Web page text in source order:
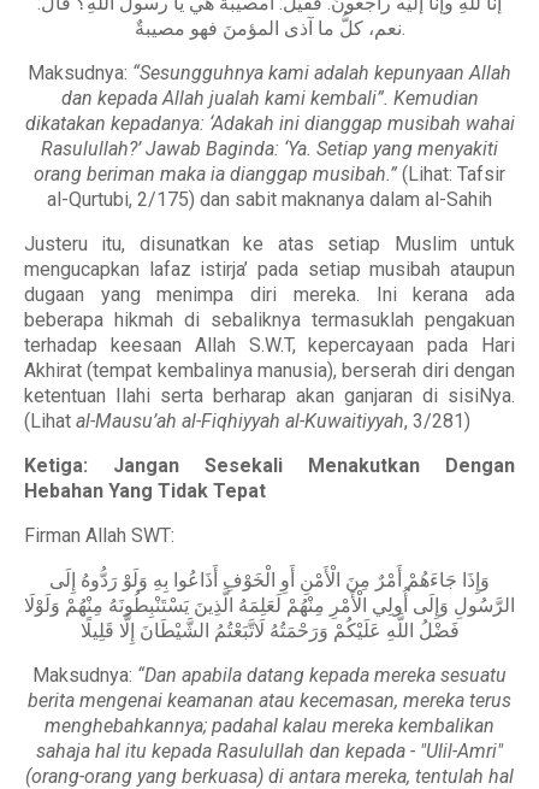
نعم، كلُّ ما آذى المؤمنَ فهو مصيبةٌ.
Maksudnya: “Sesungguhnya kami adalah kepunyaan Allah
dan kepada Allah jualah kami kembali”. Kemudian
dikatakan kepadanya: ‘Adakah ini dianggap musibah wahai
Rasulullah?’ Jawab Baginda: ‘Ya. Setiap yang menyakiti
orang beriman maka ia dianggap musibah.” (Lihat: Tafsir
al-Qurtubi, 2/175) dan sabit maknanya dalam al-Sahih
Justeru itu, disunatkan ke atas setiap Muslim untuk
mengucapkan lafaz istirja’ pada setiap musibah ataupun
dugaan yang menimpa diri mereka. Ini kerana ada
beberapa hikmah di sebaliknya termasuklah pengakuan
terhadap keesaan Allah S.W.T, kepercayaan pada Hari
Akhirat (tempat kembalinya manusia), berserah diri dengan
ketentuan Ilahi serta berharap akan ganjaran di sisiNya.
(Lihat al-Mausu’ah al-Fiqhiyyah al-Kuwaitiyyah, 3/281)
Ketiga: Jangan Sesekali Menakutkan Dengan
Hebahan Yang Tidak Tepat
Firman Allah SWT:
وَإِذَا جَاءَهُمْ أَمْرٌ مِنَ الْأَمْنِ أَوِ الْخَوْفِ أَذَاعُوا بِهِ وَلَوْ رَدُّوهُ إِلَى
الرَّسُولِ وَإِلَى أُولِي الْأَمْرِ مِنْهُمْ لَعَلِمَهُ الَّذِينَ يَسْتَنْبِطُونَهُ مِنْهُمْ وَلَوْلَا
فَضْلُ اللَّهِ عَلَيْكُمْ وَرَحْمَتُهُ لَاتَّبَعْتُمُ الشَّيْطَانَ إِلَّا قَلِيلًا
Maksudnya: “Dan apabila datang kepada mereka sesuatu
berita mengenai keamanan atau kecemasan, mereka terus
menghebahkannya; padahal kalau mereka kembalikan
sahaja hal itu kepada Rasulullah dan kepada - "Ulil-Amri"
(orang-orang yang berkuasa) di antara mereka, tentulah hal